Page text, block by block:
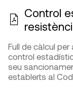
Control
Full de càlcul
control
seu
establerts al